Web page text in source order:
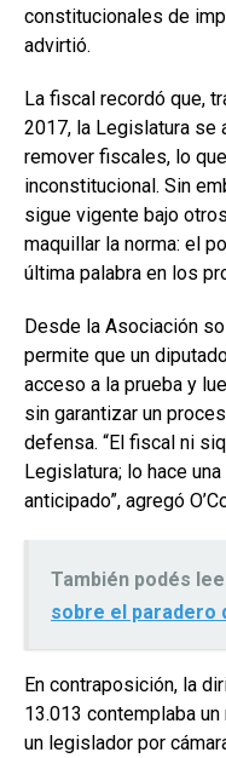
constitucionales de
advirtió.
La fiscal recordó que,
2017, la Legislatura se
remover fiscales, lo
inconstitucional. Sin
sigue vigente bajo
maquillar la norma: el
última palabra en los
Desde la Asociación
permite que un
acceso a la prueba y
sin garantizar un
defensa. “El fiscal ni
Legislatura; lo hace
anticipado”, agregó
También podés
sobre el paradero
En contraposición, la
13.013 contemplaba
un legislador por